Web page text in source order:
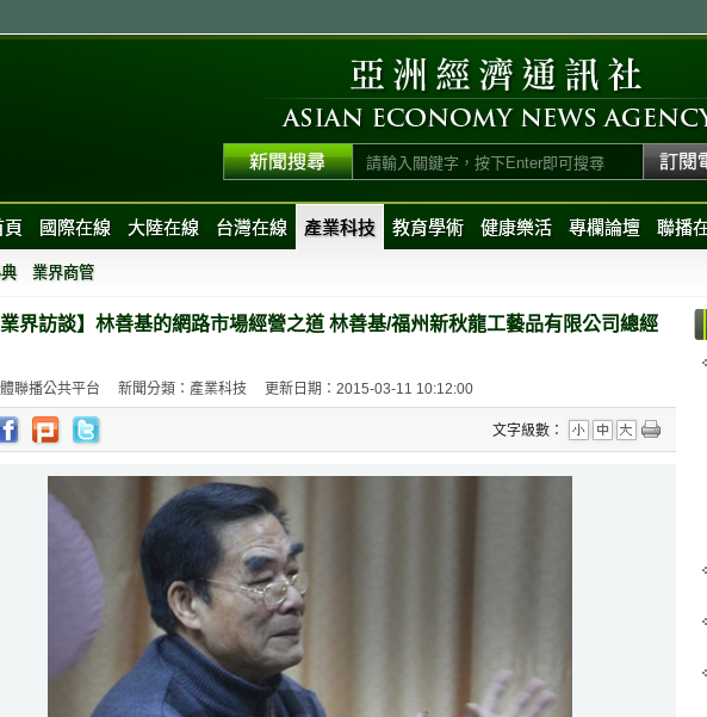
頁
國際在線 大陸在線 台灣在線 產業科技 教育學術 健康樂活 專欄論壇 聯播
業界商管
業界訪談】林善基的網路市場經營之道 林善基/福州新秋龍工藝品有限公司總經
聯播公共平台 新聞分類：產業科技 更新日期：2015-03-11 10:12:00
文字級數：